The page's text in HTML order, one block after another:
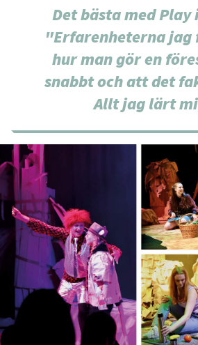
Det bästa med Play
"Erfarenheterna jag
hur man gör en
snabbt och att det
Allt jag lärt